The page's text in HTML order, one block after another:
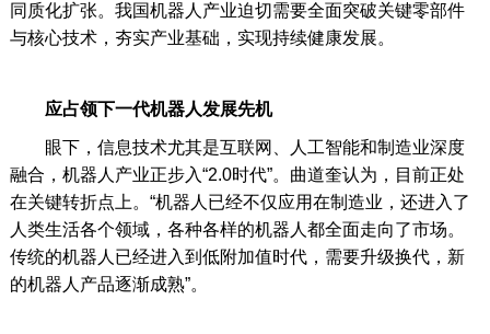
同质化扩张。我国机器人产业迫切需要全面突破关键零部件
与核心技术，夯实产业基础，实现持续健康发展。
应占领下一代机器人发展先机
眼下，信息技术尤其是互联网、人工智能和制造业深度
融合，机器人产业正步入“2.0时代”。曲道奎认为，目前正处
在关键转折点上。“机器人已经不仅应用在制造业，还进入了
人类生活各个领域，各种各样的机器人都全面走向了市场。
传统的机器人已经进入到低附加值时代，需要升级换代，新
的机器人产品逐渐成熟”。